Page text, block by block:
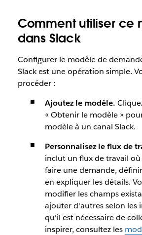
Comment utiliser ce
dans Slack
Configurer le modèle de
Slack est une opération simple.
procéder :
Ajoutez le modèle.
« Obtenir le modèle »
modèle à un canal Slack.
Personnalisez le flux de
inclut un flux de travail
faire une demande,
en expliquer les détails.
modifier les champs
ajouter d'autres selon les
qu'il est nécessaire de
inspirer, consultez les